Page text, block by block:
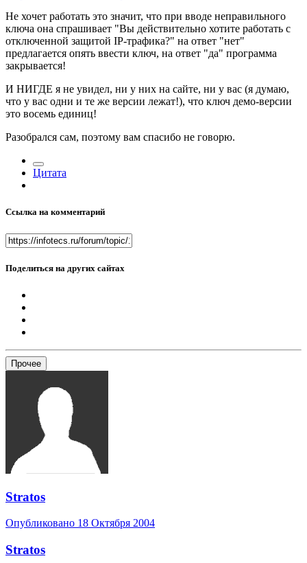
Не хочет работать это значит, что при вводе неправильного
ключа она спрашивает "Вы действительно хотите работать с
отключенной защитой IP-трафика?" на ответ "нет"
предлагается опять ввести ключ, на ответ "да" программа
закрывается!
И НИГДЕ я не увидел, ни у них на сайте, ни у вас (я думаю,
что у вас одни и те же версии лежат!), что ключ демо-версии
это восемь единиц!
Разобрался сам, поэтому вам спасибо не говорю.
Цитата
Ссылка на комментарий
Поделиться на других сайтах
Прочее
Stratos
Опубликовано 18 Октября 2004
Stratos